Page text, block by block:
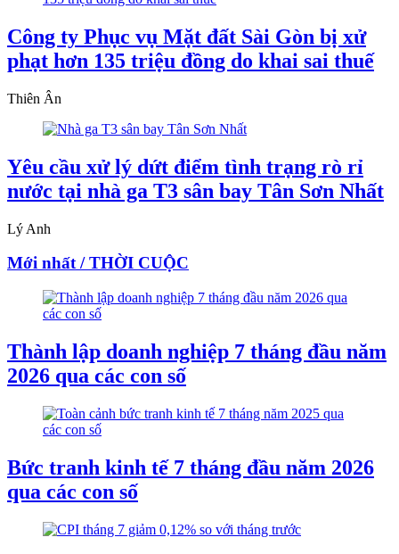
Công ty Phục vụ Mặt đất Sài Gòn bị xử
phạt hơn 135 triệu đồng do khai sai thuế
Thiên Ân
Yêu cầu xử lý dứt điểm tình trạng rò rỉ
nước tại nhà ga T3 sân bay Tân Sơn Nhất
Lý Anh
Mới nhất / THỜI CUỘC
Thành lập doanh nghiệp 7 tháng đầu năm
2026 qua các con số
Bức tranh kinh tế 7 tháng đầu năm 2026
qua các con số